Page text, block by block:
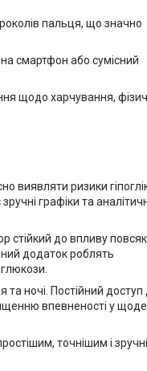
пальця, що значно
смартфон або сумісний
щодо харчування,
виявляти ризики
графіки та
стійкий до впливу
додаток роблять
ночі. Постійний доступ
впевненості у
точнішим і